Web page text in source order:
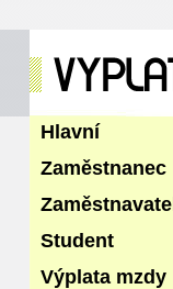
Hlavní
Zaměstnanec
Zaměstnavatel
Student
Výplata mzdy